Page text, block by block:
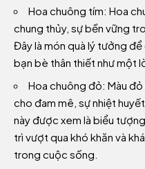
Hoa chuông tím: Hoa
chung thủy, sự bền vững
Đây là món quà lý tưởng
bạn bè thân thiết như một
Hoa chuông đỏ: Màu
cho đam mê, sự nhiệt
này được xem là biểu
trì vượt qua khó khăn và
trong cuộc sống.